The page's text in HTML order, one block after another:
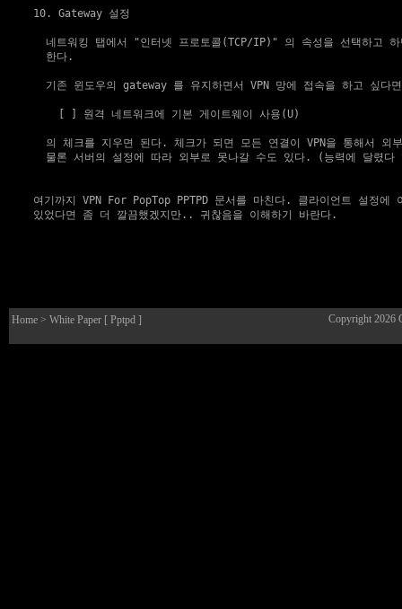
10. Gateway 설정
네트워킹 탭에서 "인터넷 프로토콜(TCP/IP)" 의 속성을 선택하고 하
    한다.
기존 윈도우의 gateway 를 유지하면서 VPN 망에 접속을 하고 싶다
      [ ] 원격 네트워크에 기본 게이트웨이 사용(U)
의 체크를 지우면 된다. 체크가 되면 모든 연결이 VPN을 통해서 외
물론 서버의 설정에 따라 외부로 못나갈 수도 있다. (능력에 달렸다
여기까지 VPN For PopTop PPTPD 문서를 마친다. 클라이언트 설정에
Home > White Paper [ Pptpd ] Copyright 2026